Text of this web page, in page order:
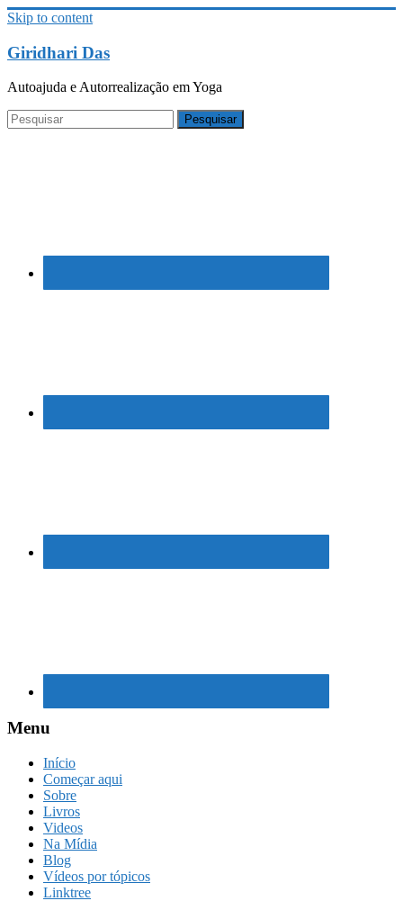
Skip to content
Giridhari Das
Autoajuda e Autorrealização em Yoga
Menu
Início
Começar aqui
Sobre
Livros
Videos
Na Mídia
Blog
Vídeos por tópicos
Linktree